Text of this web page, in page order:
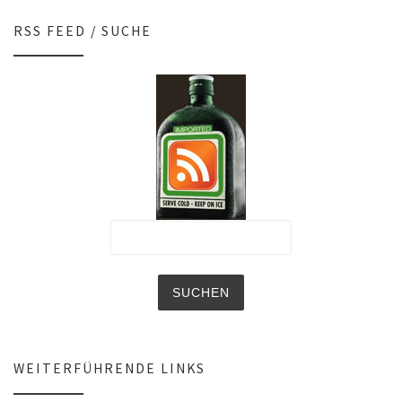
RSS FEED / SUCHE
WEITERFÜHRENDE LINKS